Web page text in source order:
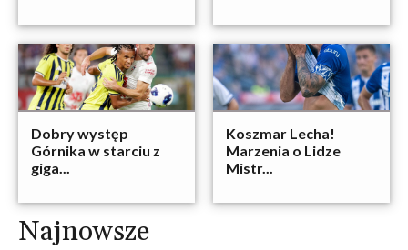
Dobry występ
Górnika w starciu z
giga...
Koszmar Lecha!
Marzenia o Lidze
Mistr...
Najnowsze